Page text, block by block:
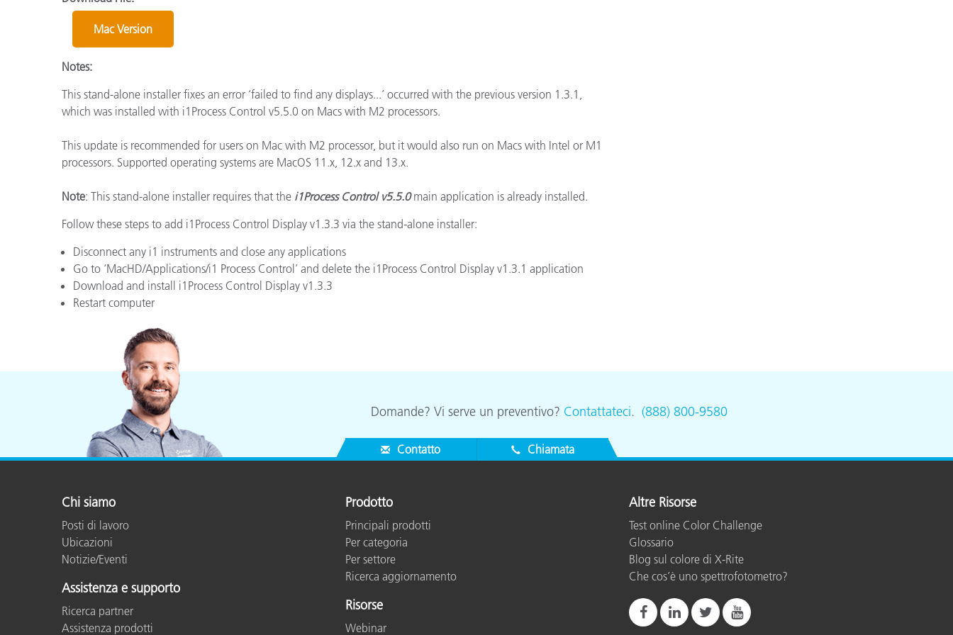
Beni Durevoli
Mac Version
Notes:
This stand-alone installer fixes an error ‘failed to find any displays...’ occurred with the previous version 1.3.1,
which was installed with i1Process Control v5.5.0 on Macs with M2 processors.
This update is recommended for users on Mac with M2 processor, but it would also run on Macs with Intel or M1
processors. Supported operating systems are MacOS 11.x, 12.x and 13.x.
Note: This stand-alone installer requires that the i1Process Control v5.5.0main application is already installed.
Follow these steps to add i1Process Control Display v1.3.3 via the stand-alone installer:
Disconnect any i1 instruments and close any applications
Go to ‘MacHD/Applications/i1 Process Control’ and delete the i1Process Control Display v1.3.1 application
Download and install i1Process Control Display v1.3.3
Restart computer
Domande? Vi serve un preventivo? Contattateci. (888) 800-9580
Contatto Chiamata
Chi siamo
Posti di lavoro
Ubicazioni
Notizie/Eventi
Assistenza e supporto
Ricerca partner
Assistenza prodotti
Prodotto
Principali prodotti
Per categoria
Per settore
Ricerca aggiornamento
Risorse
Webinar
Altre Risorse
Test online Color Challenge
Glossario
Blog sul colore di X-Rite
Che cos’è uno spettrofotometro?